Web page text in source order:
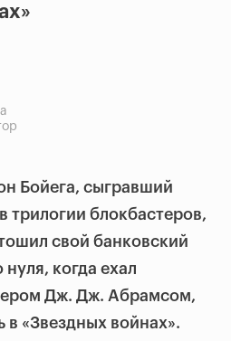
Бойега, сыгравший
блокбастеров,
свой банковский
когда ехал
Дж. Дж. Абрамсом,
в «Звездных войнах».